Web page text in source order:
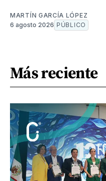
MARTÍN GARCÍA LÓPEZ
6 agosto 2026 PÚBLICO
Más reciente